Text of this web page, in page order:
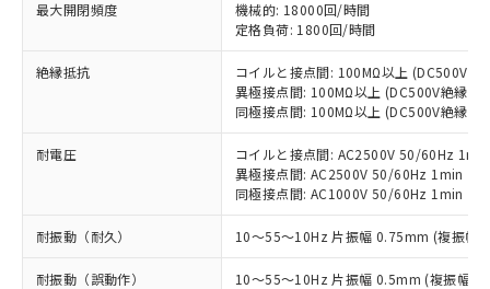
最大開閉頻度
機械的: 18000回/時間
定格負荷: 1800回/時間
絶縁抵抗
コイルと接点間: 100MΩ以上 (DC500V絶
異極接点間: 100MΩ以上 (DC500V絶縁抵
同極接点間: 100MΩ以上 (DC500V絶縁抵
耐電圧
コイルと接点間: AC2500V 50/60Hz 1min
異極接点間: AC2500V 50/60Hz 1min
同極接点間: AC1000V 50/60Hz 1min
耐振動（耐久） 10～55～10Hz 片振幅 0.75mm (複振幅
耐振動（誤動作） 10～55～10Hz 片振幅 0.5mm (複振幅
当社制御機器事業取扱商品の中には、
本サービスの対象外となる商品もある
ことをご了承ください。
在庫状況および標準価格照会結果は、
記載している更新日時点での社内デー
タに基づき作成されるものであり、閲
覧された時点での実際の在庫および標
準価格とは異なる場合があることをご
了承ください。
正式な納期状況および標準価格はお客
様のお取引先、またはお客様担当のオ
ムロン制御機器販売店・当社販売員に
害物質有無と関係のない商品です。
仕入先様の事情により、非含有部品として
いたものが、含有品と判明した場合などや
むを得ず変更することがあります。
*EU RoHS指令（10物質）：
ミウム(Cd) 100ppm以下、
六価クロム(Cr(Ⅵ)) 1000ppm以下、ポリ臭化ビフェニル
類(PBB) 1000ppm以下、ポリ臭化ジフェニルエーテル類
(PBDE) 1000ppm以下、フタル酸ビス(2-エチルヘキシ
ルベンジル（BBP） 1000ppm以下、フタル酸ジブチル
（DBP） 1000ppm以下、フタル酸ジイソブチル
(DIBP) 1000ppm以下
基準値以下であることを示します。
「×」：最大均質材料含有率が中国RoHSの
基準値を超えていることを示します。
「－」：未確認です。当社販売部門へお問
Pb(鉛) :1000ppm、 Hg(水銀) : 1000ppm、 Cd(カドミウ
Cr(Ⅵ)(六価クロム) : 1000ppm、 PBBs(ポリ臭化ビフェ
DBP(フタル酸ジブチル) : 1000ppm、 DIBP(フタル酸ジ
イソブチル) : 1000ppm、 BBP(フタル酸ブチルベンジ
ル) : 1000ppm、
為替および外国貿易法に定める商品
（以下｢規制貨物等」という）を輸出
または国外への提供する場合は、日本
国政府の輸出許可(または役務取引許
可)を取得するなどの必要な手続きを
当社は規制貨物を破棄する場合は、完
全に破砕するなど、違法に輸出されな
一定数以上の在庫あり
一定数には満たないが在庫あり